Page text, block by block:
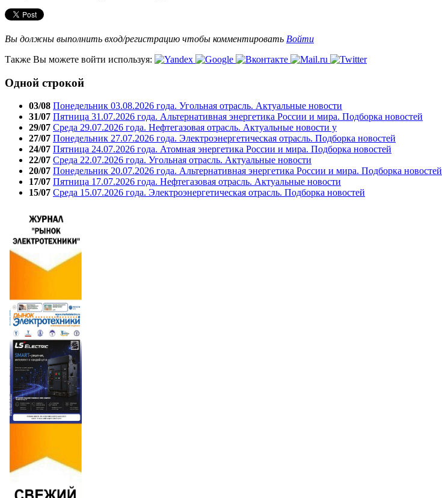
Вы должны выполнить вход/регистрацию чтобы комментировать Войти
Также Вы можете войти используя:
Одной строкой
03/08 Понедельник 03.08.2026 года. Угольная отрасль. Актуальные новости
31/07 Пятница 31.07.2026 года. Альтернативная энергетика России и мира. Подборка новостей
29/07 Среда 29.07.2026 года. Нефтегазовая отрасль. Актуальные новости у
27/07 Понедельник 27.07.2026 года. Электроэнергетическая отрасль. Подборка новостей
24/07 Пятница 24.07.2026 года. Атомная энергетика России и мира. Подборка новостей
22/07 Среда 22.07.2026 года. Угольная отрасль. Актуальные новости
20/07 Понедельник 20.07.2026 года. Альтернативная энергетика России и мира. Подборка новостей
17/07 Пятница 17.07.2026 года. Нефтегазовая отрасль. Актуальные новости
15/07 Среда 15.07.2026 года. Электроэнергетическая отрасль. Подборка новостей